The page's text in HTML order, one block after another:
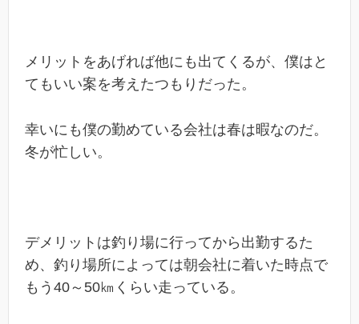
メリットをあげれば他にも出てくるが、僕はと
てもいい案を考えたつもりだった。
幸いにも僕の勤めている会社は春は暇なのだ。
冬が忙しい。
デメリットは釣り場に行ってから出勤するた
め、釣り場所によっては朝会社に着いた時点で
もう40～50㎞くらい走っている。